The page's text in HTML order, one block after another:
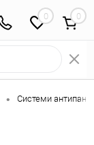
0
• Системи